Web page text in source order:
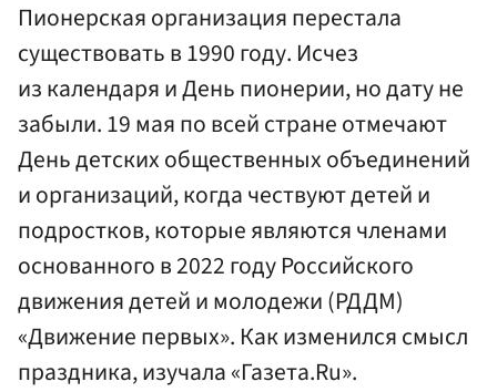
Пионерская организация перестала
существовать в 1990 году. Исчез
из календаря и День пионерии, но дату не
забыли. 19 мая по всей стране отмечают
День детских общественных объединений
и организаций, когда чествуют детей и
подростков, которые являются членами
основанного в 2022 году Российского
движения детей и молодежи (РДДМ)
«Движение первых». Как изменился смысл
праздника, изучала «Газета.Ru».